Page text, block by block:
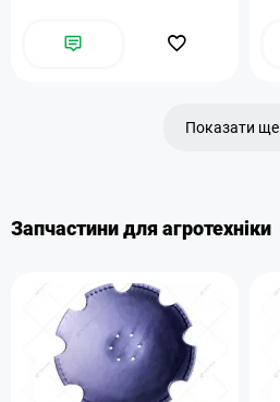
Показати ще
Запчастини для агротехніки